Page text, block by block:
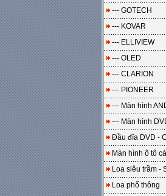
--- GOTECH
--- KOVAR
--- ELLIVIEW
--- OLED
--- CLARION
--- PIONEER
--- Màn hình
--- Màn hình
Đầu đĩa DVD -
Màn hình ô tô
Loa siêu trầm -
Loa phổ thông